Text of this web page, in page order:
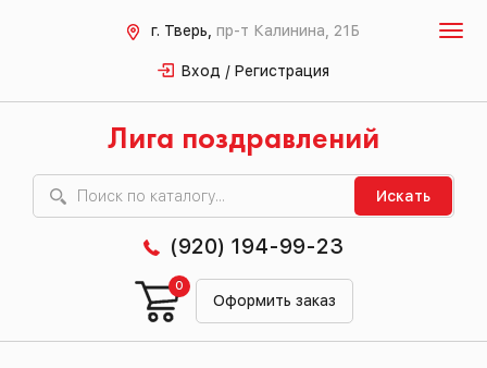
г. Тверь, пр-т Калинина, 21Б
Вход / Регистрация
Лига поздравлений
Искать
(920) 194-99-23
Оформить заказ
0